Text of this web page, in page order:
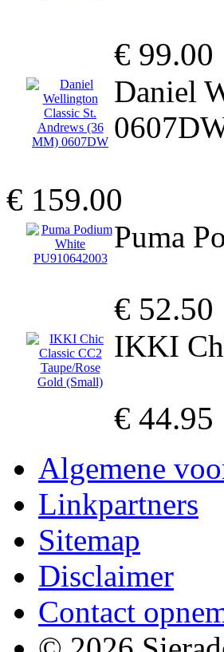
€ 99.00
Daniel
€ 159.00
Puma
€ 52.50
IKKI
€ 44.95
Algemene
Linkpartners
Sitemap
Disclaimer
Contact